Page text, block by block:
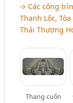
➩ Các công
Thạnh Lộc,
Thái Thượng
Thang cuốn